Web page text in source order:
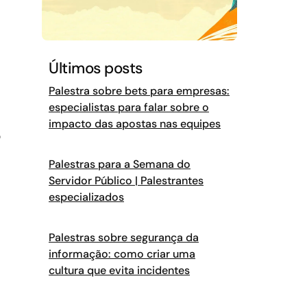
Últimos posts
Palestra sobre bets para empresas:
especialistas para falar sobre o
impacto das apostas nas equipes
Palestras para a Semana do
Servidor Público | Palestrantes
especializados
Palestras sobre segurança da
informação: como criar uma
cultura que evita incidentes